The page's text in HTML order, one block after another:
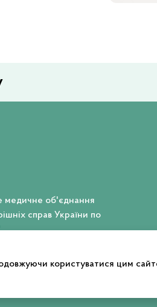
користуватися цим
медичне об'єднання
справ України по
права захищено